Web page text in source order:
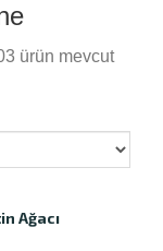
ürün mevcut
Ağacı